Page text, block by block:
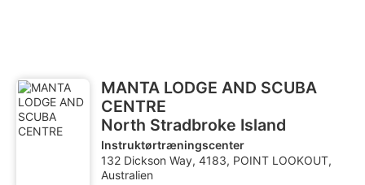
MANTA LODGE AND SCUBA
CENTRE
North Stradbroke Island
Instruktørtræningscenter
132 Dickson Way, 4183, POINT LOOKOUT,
Australien